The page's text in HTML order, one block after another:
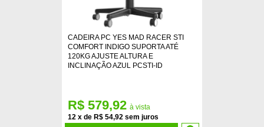
CADEIRA PC YES MAD RACER STI
COMFORT INDIGO SUPORTA ATÉ
120KG AJUSTE ALTURA E
INCLINAÇÃO AZUL PCSTI-ID
12 x de R$ 54,92
R$ 579,92